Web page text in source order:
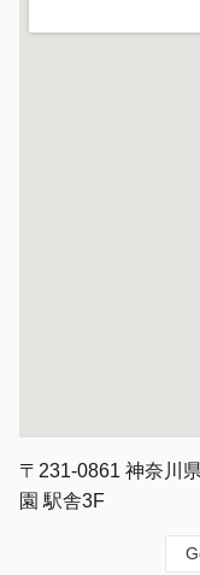
〒231-0861 神奈川
園 駅舎3F